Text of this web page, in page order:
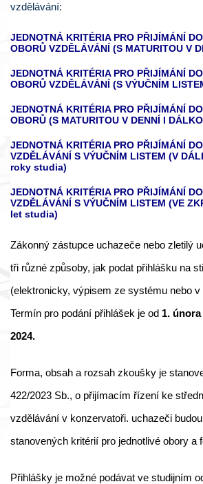
vzdělávání:
JEDNOTNÁ KRITÉRIA PRO PŘIJÍMÁNÍ
OBORŮ VZDĚLÁVÁNÍ (S MATURITOU V
JEDNOTNÁ KRITÉRIA PRO PŘIJÍMÁNÍ
OBORŮ VZDĚLÁVÁNÍ (S VÝUČNÍM
JEDNOTNÁ KRITÉRIA PRO PŘIJÍMÁNÍ
OBORŮ (S MATURITOU V DENNÍ I
JEDNOTNÁ KRITÉRIA PRO PŘIJÍMÁNÍ
VZDĚLÁVÁNÍ S VÝUČNÍM LISTEM (V
roky studia)
JEDNOTNÁ KRITÉRIA PRO PŘIJÍMÁNÍ
VZDĚLÁVÁNÍ S VÝUČNÍM LISTEM (VE
let studia)
Zákonný zástupce uchazeče nebo zletilý
tři různé způsoby, jak podat přihlášku na
(elektronicky, výpisem ze systému nebo v
Termín pro podání přihlášek je od 1.
2024.
Forma, obsah a rozsah zkoušky je
422/2023 Sb., o přijímacím řízení ke
vzdělávání v konzervatoři. uchazeči
stanovených kritérií pro jednotlivé obory a
Přihlášky je možné podávat ve studijním